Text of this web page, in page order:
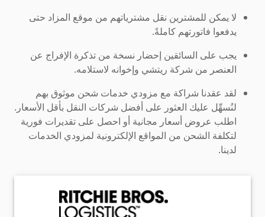
لا يمكن للمشترين نقل مشترياتهم من موقع المزاد حتى
يدفعوا فاتورتهم كاملةً.
يجب على السائقين إحضار نسخة من تذكرة الإفراج عن
العنصر من شركة ريتشي وإخوانه لاستلامه.
لقد عقدنا شراكة مع مزودي خدمات شحن موثوق بهم
لنُسهِّل عليك العثور على أفضل شركات النقل بأقل الأسعار.
اطلب عروض أسعار مجانية أو احصل على تقديرات فورية
لتكلفة الشحن من المواقع الإلكترونية لمزودي الخدمات
لدينا.